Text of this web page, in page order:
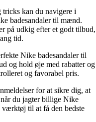
kan du navigere i
badesandaler til mænd.
på udkig efter et godt tilbud,
tid.
Nike badesandaler til
og hold øje med rabatter og
og favorabel pris.
for at sikre dig, at
du jagter billige Nike
værktøj til at få den bedste